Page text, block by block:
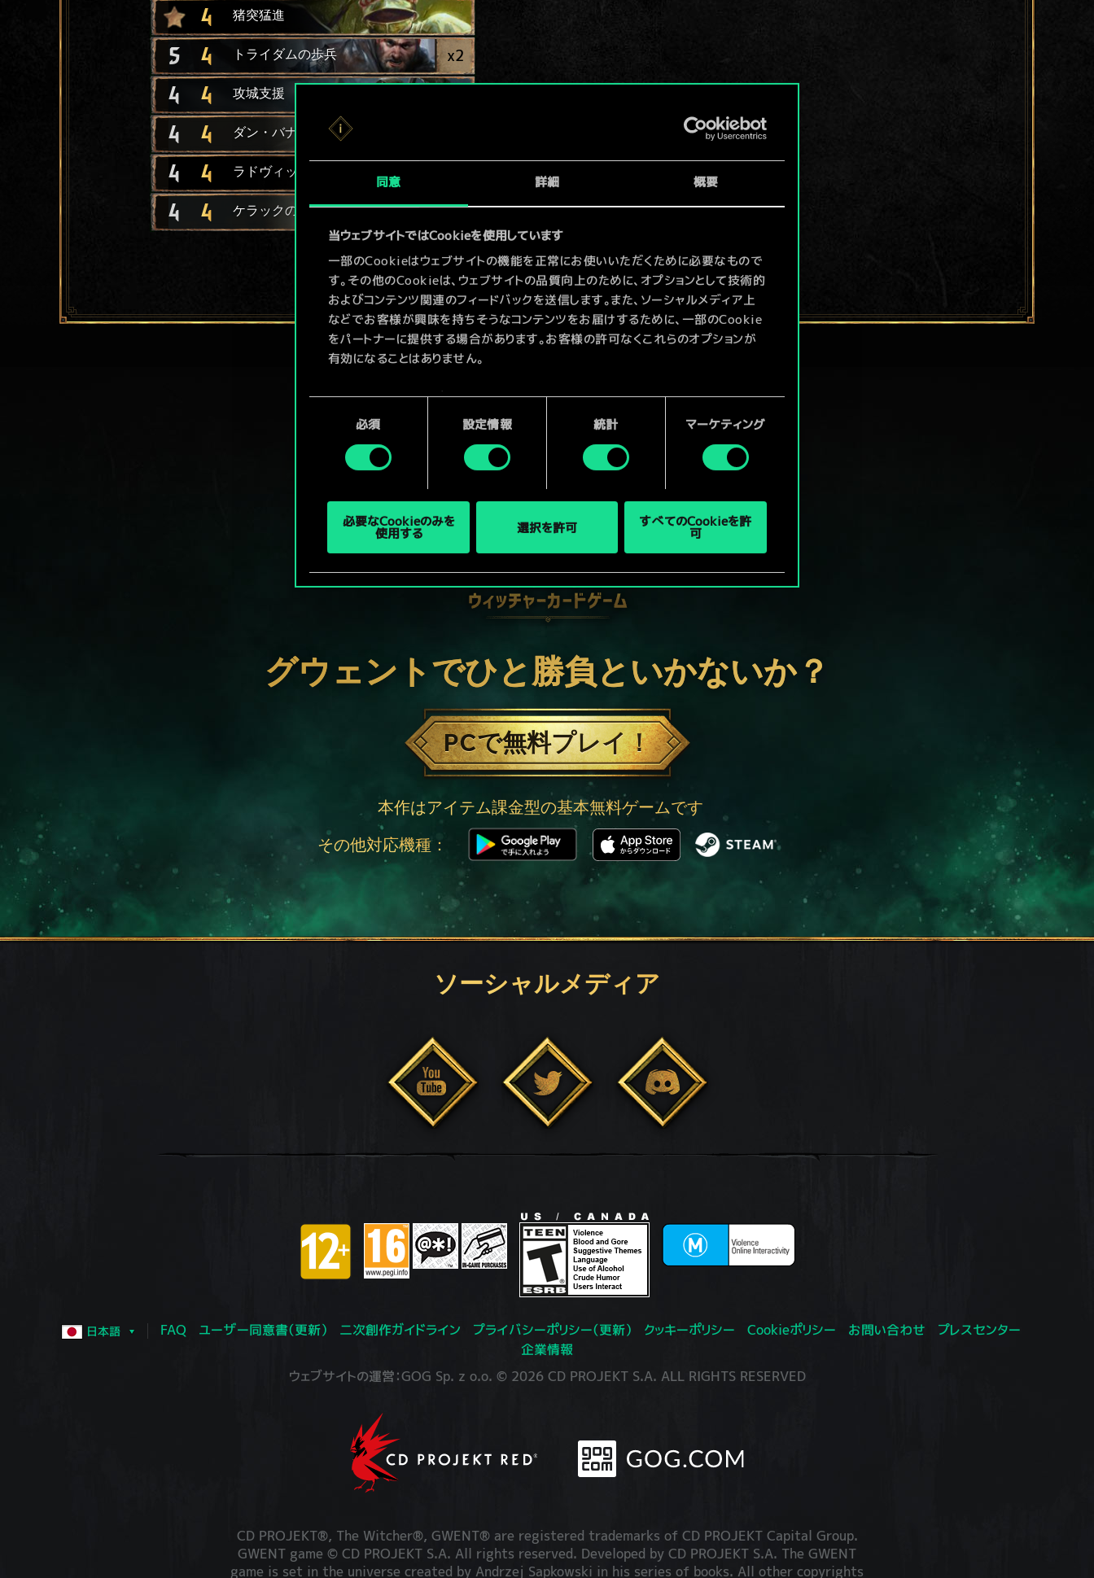
同意 詳細 概要
当ウェブサイトではCookieを使用しています
一部のCookieはウェブサイトの機能を正常にお使いいただくために必要なもので
す。その他のCookieは、ウェブサイトの品質向上のために、オプションとして技術的
およびコンテンツ関連のフィードバックを送信します。また、ソーシャルメディア上
などでお客様が興味を持ちそうなコンテンツをお届けするために、一部のCookie
をパートナーに提供する場合があります。お客様の許可なくこれらのオプションが
有効になることはありません。
Cookieの使用およびパフォーマンスの変更点に関する詳細は、下記の「設定」メニ
ューでご確認ください。
必須 設定情報 統計 マーケティング
必要なCookieのみを
使用する 選択を許可 すべてのCookieを許
可
4 猪突猛進
5 4 トライダムの歩兵 x2
4 4 攻城支援
4 4 ダン・バナー隊
4 4 ラドヴィッドの近衛兵
4 4 ケラックの海兵隊 x2
グウェントでひと勝負といかないか？
PCで無料プレイ！
本作はアイテム課金型の基本無料ゲームです
その他対応機種：
ソーシャルメディア
日本語 FAQ ユーザー同意書（更新） 二次創作ガイドライン プライバシーポリシー（更新） クッキーポリシー Cookieポリシー お問い合わせ
プレスセンター
企業情報
ウェブサイトの運営：GOG Sp. z o.o. © 2026 CD PROJEKT S.A. ALL RIGHTS RESERVED
CD PROJEKT®, The Witcher®, GWENT® are registered trademarks of CD PROJEKT Capital Group.
GWENT game © CD PROJEKT S.A. All rights reserved. Developed by CD PROJEKT S.A. The GWENT
game is set in the universe created by Andrzej Sapkowski in his series of books. All other copyrights